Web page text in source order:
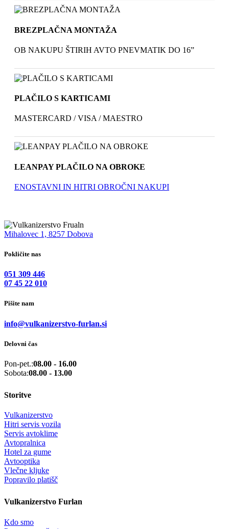
BREZPLAČNA MONTAŽA
OB NAKUPU ŠTIRIH AVTO PNEVMATIK DO 16”
PLAČILO S KARTICAMI
MASTERCARD / VISA / MAESTRO
LEANPAY PLAČILO NA OBROKE
ENOSTAVNI IN HITRI OBROČNI NAKUPI
Mihalovec 1, 8257 Dobova
Pokličite nas
051 309 446
07 45 22 010
Pišite nam
info@vulkanizerstvo-furlan.si
Delovni čas
Pon-pet.:08.00 - 16.00
Sobota:08.00 - 13.00
Storitve
Vulkanizerstvo
Hitri servis vozila
Servis avtoklime
Avtopralnica
Hotel za gume
Avtooptika
Vlečne kljuke
Popravilo platišč
Vulkanizerstvo Furlan
Kdo smo